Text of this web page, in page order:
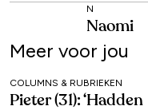
N
Naomi
Meer voor jou
COLUMNS & RUBRIEKEN
Pieter (31): ‘Hadden